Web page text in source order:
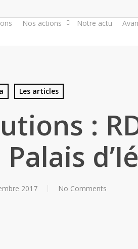
Nos actions Notre actu
Les articles
:
2017 No Comments